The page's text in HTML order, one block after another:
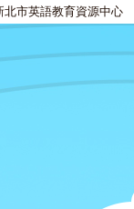
北市英語教育資源中心